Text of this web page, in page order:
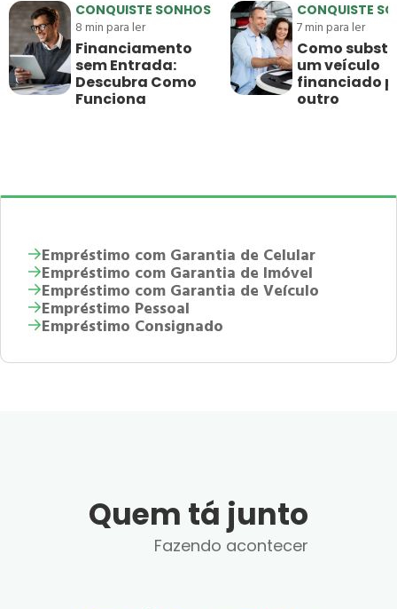
CONQUISTE SONHOS
8min para ler
Financiamento
sem Entrada:
Descubra Como
Funciona
CONQUISTE
7min para ler
Como
um veículo
financiado
outro
Empréstimo com Garantia de Celular
Empréstimo com Garantia de Imóvel
Empréstimo com Garantia de Veículo
Empréstimo Pessoal
Empréstimo Consignado
Quem tá junto
Fazendo acontecer